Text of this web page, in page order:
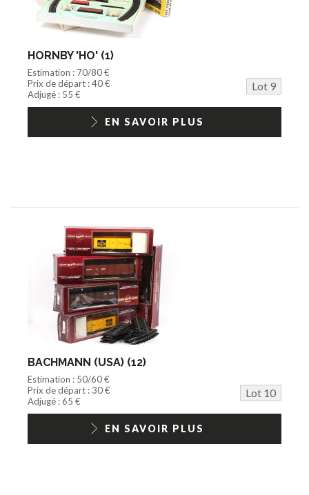
HORNBY 'HO' (1)
Estimation : 70/80 €
Prix de départ : 40 €
Lot 9
Adjugé : 55 €
EN SAVOIR PLUS
BACHMANN (USA) (12)
Estimation : 50/60 €
Prix de départ : 30 €
Lot 10
Adjugé : 65 €
EN SAVOIR PLUS